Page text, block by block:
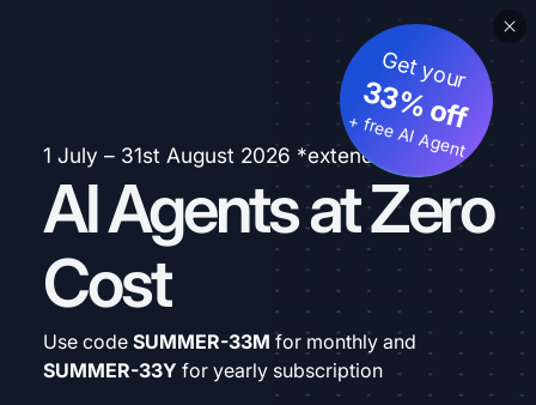
1 July – 31st August 2026 *extended
AI Agents at Zero
Cost
Get your
33% off
+ free AI Agent
Use code SUMMER-33M for monthly and
SUMMER-33Y for yearly subscription